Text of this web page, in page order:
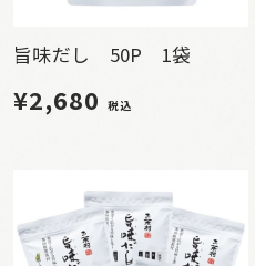
旨味だし 50P 1袋
¥2,680 税込